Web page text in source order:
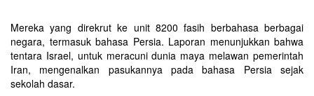
Mereka yang direkrut ke unit 8200 fasih berbahasa berbagai
negara, termasuk bahasa Persia. Laporan menunjukkan bahwa
tentara Israel, untuk meracuni dunia maya melawan pemerintah
Iran, mengenalkan pasukannya pada bahasa Persia sejak
sekolah dasar.